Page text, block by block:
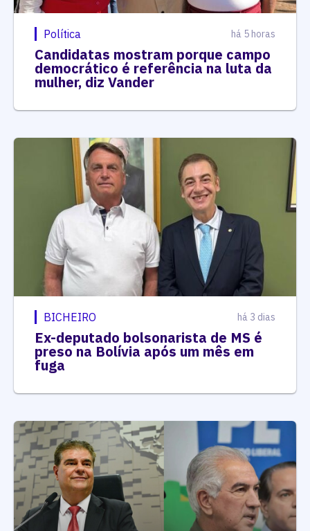
Política há 5 horas
Candidatas mostram porque campo
democrático é referência na luta da
mulher, diz Vander
BICHEIRO há 3 dias
Ex-deputado bolsonarista de MS é
preso na Bolívia após um mês em
fuga